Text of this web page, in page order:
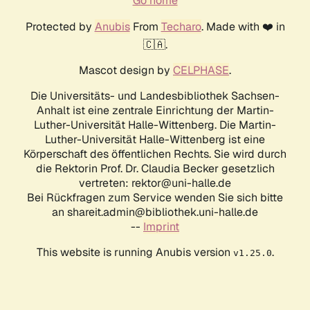
Protected by AnubisFrom Techaro. Made with ❤️ in
🇨🇦.
Mascot design by CELPHASE.
Die Universitäts- und Landesbibliothek Sachsen-
Anhalt ist eine zentrale Einrichtung der Martin-
Luther-Universität Halle-Wittenberg. Die Martin-
Luther-Universität Halle-Wittenberg ist eine
Körperschaft des öffentlichen Rechts. Sie wird durch
die Rektorin Prof. Dr. Claudia Becker gesetzlich
vertreten: rektor@uni-halle.de
Bei Rückfragen zum Service wenden Sie sich bitte
an shareit.admin@bibliothek.uni-halle.de
-- Imprint
This website is running Anubis version v1.25.0.